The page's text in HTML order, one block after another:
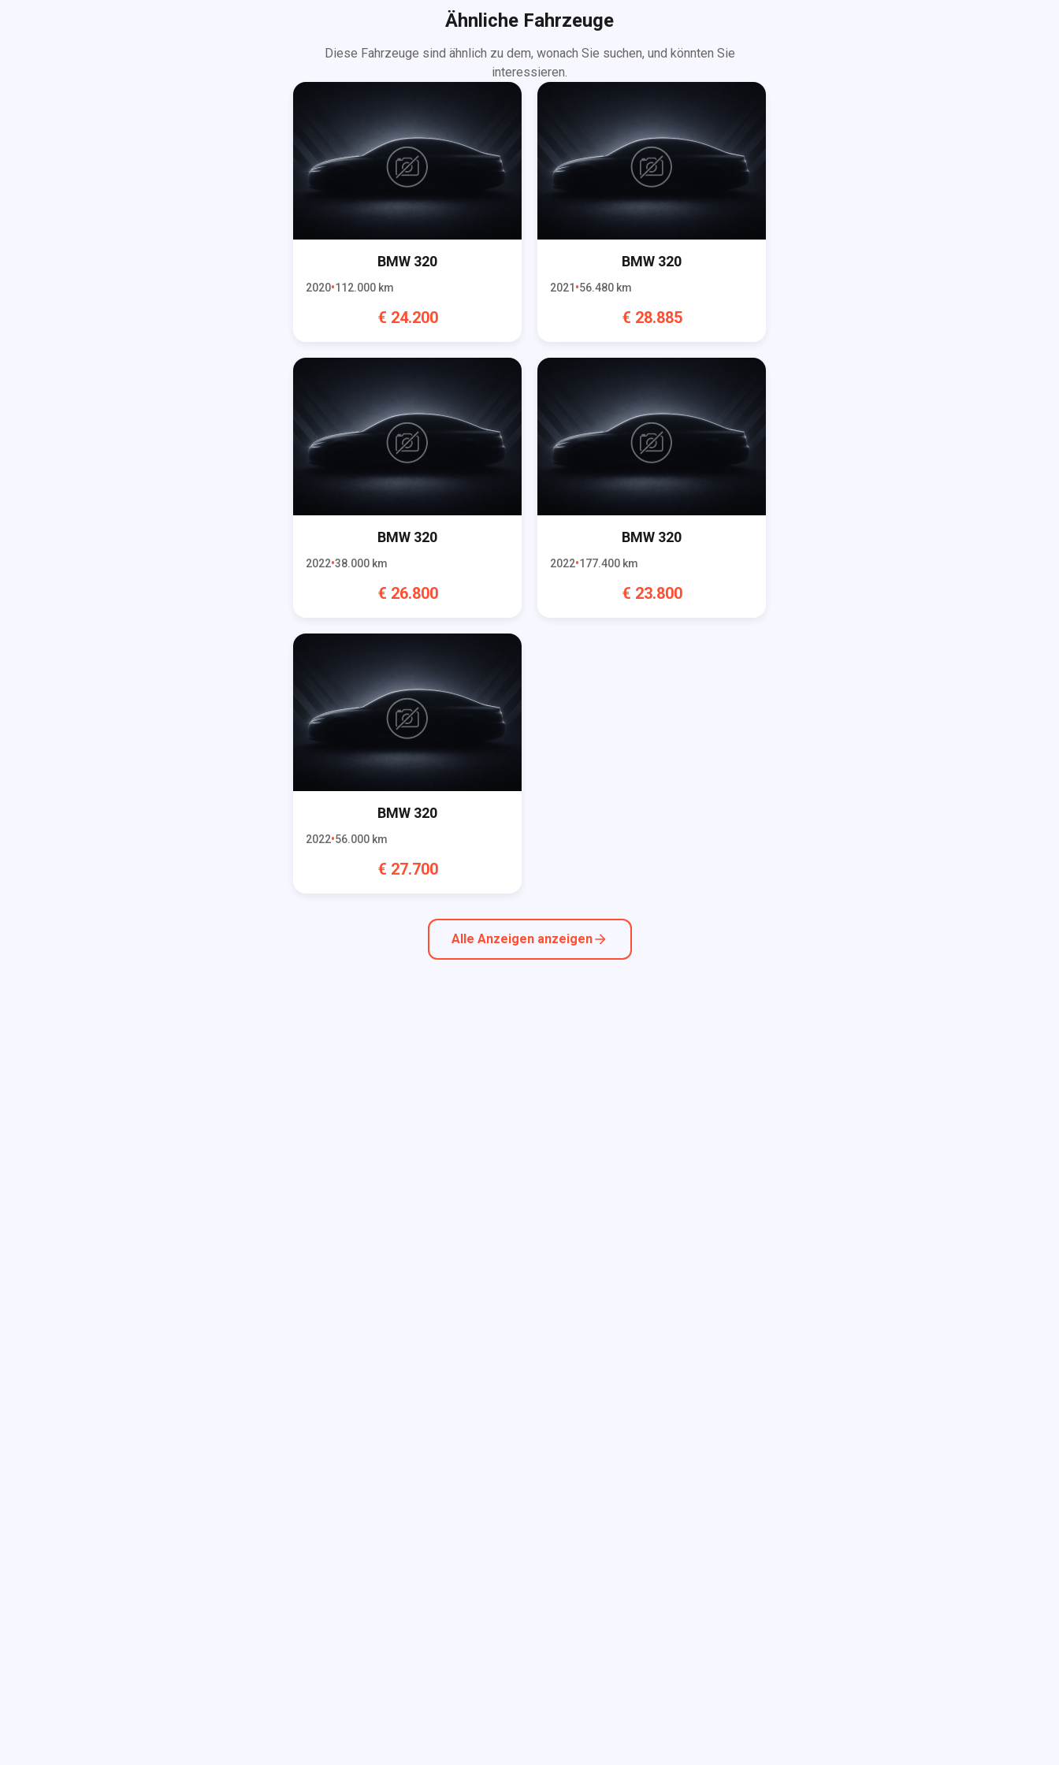
Ähnliche Fahrzeuge
Diese Fahrzeuge sind ähnlich zu dem, wonach Sie suchen, und könnten Sie
interessieren.
BMW 320
2020 112.000 km
€ 24.200
BMW 320
2021 56.480 km
€ 28.885
BMW 320
2022 38.000 km
€ 26.800
BMW 320
2022 177.400 km
€ 23.800
BMW 320
2022 56.000 km
€ 27.700
Alle Anzeigen anzeigen